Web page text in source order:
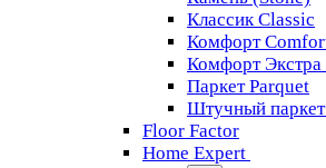
Классик Classic
Комфорт
Комфорт
Паркет Parquet
Штучный
Floor Factor
Home Expert